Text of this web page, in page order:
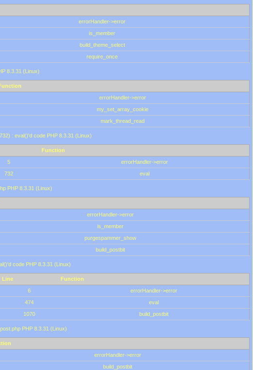
errorHandler->error
is_member
build_theme_select
require_once
8.3.31 (Linux)
errorHandler->error
my_set_array_cookie
mark_thread_read
: eval()'d code PHP 8.3.31 (Linux)
Function
5
errorHandler->error
732 eval
PHP 8.3.31 (Linux)
errorHandler->error
is_member
purgespammer_show
build_postbit
code PHP 8.3.31 (Linux)
Line
Function
6
errorHandler->error
474
eval
1070 build_postbit
PHP 8.3.31 (Linux)
errorHandler->error
build_postbit